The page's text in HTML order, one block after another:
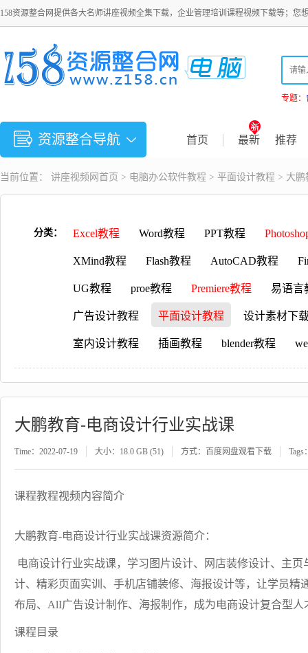
158资源整合网提供各大名师讲座视频全集下载，企业管理培训课程视频下载等；您
专题：
资源整合导航 首页 最新 推荐
当前位置： 讲座视频 网首页 > 电脑办公软件教程 > 平面设计教程 > 大鹏
分类： Excel教程 Word教程 PPT教程
XMind教程 Flash教程 AutoCAD教程
UG教程 proe教程 Premiere教程 易语言
广告设计教程 平面设计教程 设计素材下
室内设计教程 插画教程 blender教程
大鹏教育-电商设计行业实战课
Time：2022-07-19 大小：18.0 GB (51) 方式：百度网盘观看下载 Tags
课程教程视频内容简介
大鹏教育-电商设计行业实战课资源简介：
电商设计行业实战课，学习图片设计、网店装修设计、主
计、精彩页面实训、手机店铺装修、海报设计等，让学员
布局、AlI广告设计制作、海报制作，成为电商设计复合型人
课程目录